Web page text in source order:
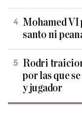
Mohamed VI
santo ni
Rodri
por las que
y jugador